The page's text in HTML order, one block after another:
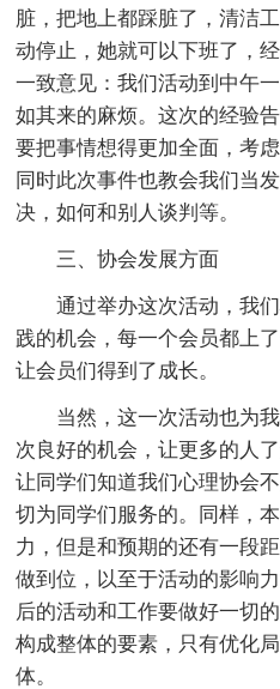
脏，把地上都踩脏了，清洁
动停止，她就可以下班了，
一致意见：我们活动到中午
如其来的麻烦。这次的经验
要把事情想得更加全面，考
同时此次事件也教会我们当
决，如何和别人谈判等。
三、协会发展方面
通过举办这次活动，我
践的机会，每一个会员都上
让会员们得到了成长。
当然，这一次活动也为
次良好的机会，让更多的人
让同学们知道我们心理协会
切为同学们服务的。同样，
力，但是和预期的还有一段
做到位，以至于活动的影响
后的活动和工作要做好一切
构成整体的要素，只有优化
体。